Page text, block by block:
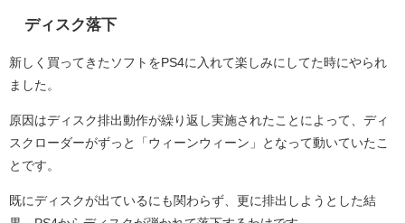
ディスク落下
新しく買ってきたソフトをPS4に入れて楽しみにしてた時にやられ
ました。
原因はディスク排出動作が繰り返し実施されたことによって、ディ
スクローダーがずっと「ウィーンウィーン」となって動いていたこ
とです。
既にディスクが出ているにも関わらず、更に排出しようとした結